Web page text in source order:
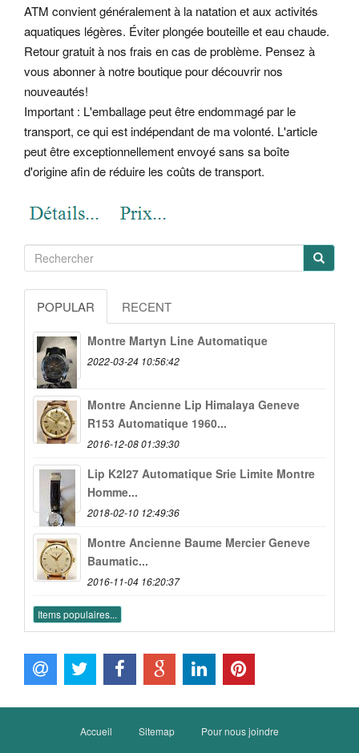
ATM convient généralement à la natation et aux activités
aquatiques légères. Éviter plongée bouteille et eau chaude.
Retour gratuit à nos frais en cas de problème. Pensez à
vous abonner à notre boutique pour découvrir nos
nouveautés!
Important : L'emballage peut être endommagé par le
transport, ce qui est indépendant de ma volonté. L'article
peut être exceptionnellement envoyé sans sa boîte
d'origine afin de réduire les coûts de transport.
POPULAR RECENT
Montre Martyn Line Automatique
2022-03-24 10:56:42
Montre Ancienne Lip Himalaya Geneve
R153 Automatique 1960...
2016-12-08 01:39:30
Lip K2l27 Automatique Srie Limite Montre
Homme...
2018-02-10 12:49:36
Montre Ancienne Baume Mercier Geneve
Baumatic...
2016-11-04 16:20:37
Items populaires...
Accueil Sitemap Pour nous joindre